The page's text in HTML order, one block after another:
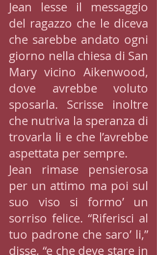
Jean lesse il messaggio
del ragazzo che le diceva
che sarebbe andato ogni
giorno nella chiesa di San
Mary vicino Aikenwood,
dove avrebbe voluto
sposarla. Scrisse inoltre
che nutriva la speranza di
trovarla li e che l’avrebbe
aspettata per sempre.
Jean rimase pensierosa
per un attimo ma poi sul
suo viso si formo’ un
sorriso felice. “Riferisci al
tuo padrone che saro’ li,”
disse, “e che deve stare in